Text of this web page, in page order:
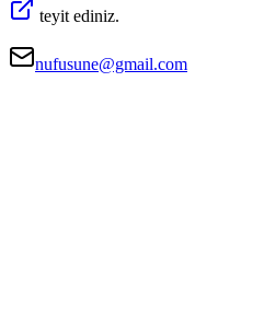
teyit ediniz.
nufusune@gmail.com